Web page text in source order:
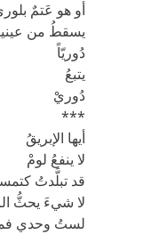
أو هو عَتمٌ
يسقطُ من
دُوريّاً
يتبعُ
دُوريْ
***
أيها الإبريقُ
لا ينفعُ لومْ
قد تبلَّدتُ
لا شيءَ يحثُّ
لستُ وحدي